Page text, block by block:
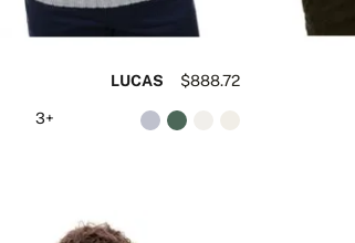
$888.72
LUCAS
+3